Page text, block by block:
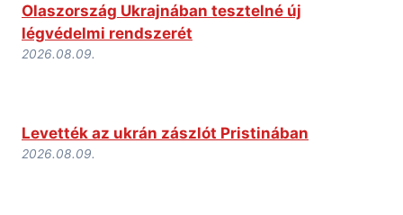
Olaszország Ukrajnában tesztelné új
légvédelmi rendszerét
2026.08.09.
Levették az ukrán zászlót Pristinában
2026.08.09.